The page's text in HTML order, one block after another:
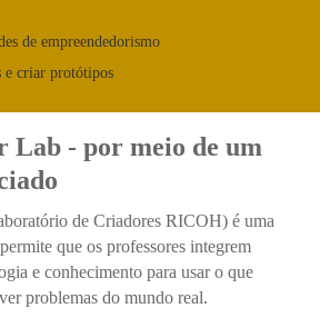
de empreendedorismo
e criar protótipos
Lab - por meio de um
de Criadores RICOH) é uma
que os professores integrem
e conhecimento para usar o que
problemas do mundo real.